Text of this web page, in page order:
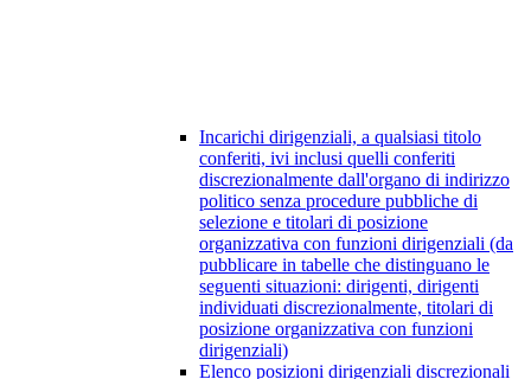
Incarichi dirigenziali, a qualsiasi titolo
conferiti, ivi inclusi quelli conferiti
discrezionalmente dall'organo di indirizzo
politico senza procedure pubbliche di
selezione e titolari di posizione
organizzativa con funzioni dirigenziali (da
pubblicare in tabelle che distinguano le
seguenti situazioni: dirigenti, dirigenti
individuati discrezionalmente, titolari di
posizione organizzativa con funzioni
dirigenziali)
Elenco posizioni dirigenziali discrezionali